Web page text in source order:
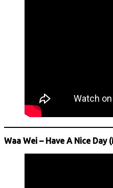
Waa Wei – Have A Nice Day